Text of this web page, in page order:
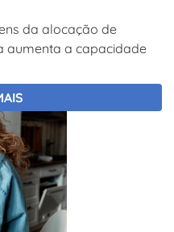
da alocação de
aumenta a capacidade